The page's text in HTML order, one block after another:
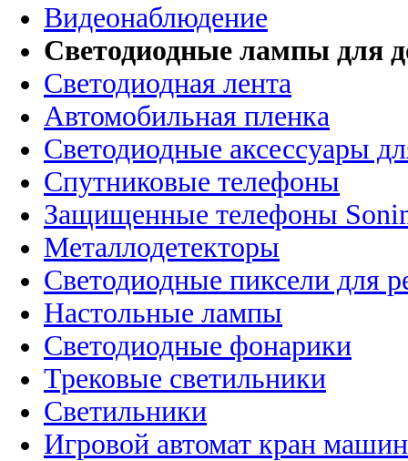
Видеонаблюдение
Светодиодные лампы для
Светодиодная лента
Автомобильная пленка
Светодиодные аксессуары
Спутниковые телефоны
Защищенные телефоны
Металлодетекторы
Светодиодные пиксели для
Настольные лампы
Светодиодные фонарики
Трековые светильники
Светильники
Игровой автомат кран